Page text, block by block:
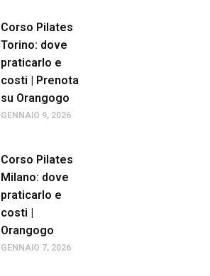
Corso Pilates
Torino: dove
praticarlo e
costi | Prenota
su Orangogo
GENNAIO 9, 2026
Corso Pilates
Milano: dove
praticarlo e
costi |
Orangogo
GENNAIO 7, 2026